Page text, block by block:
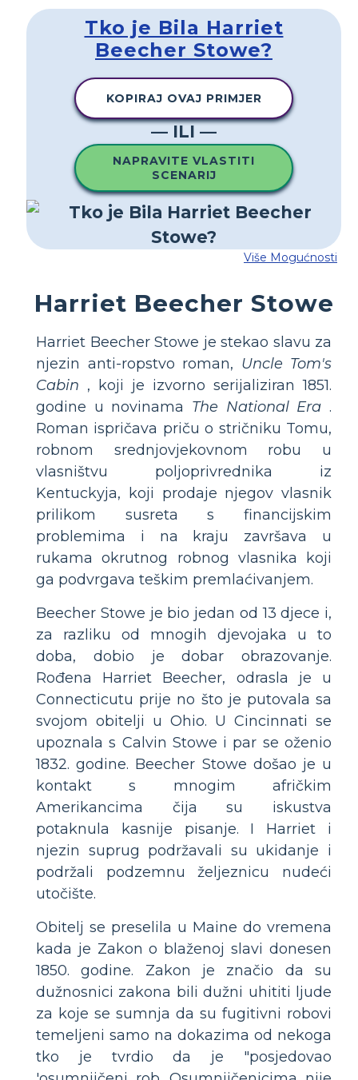
Tko je Bila Harriet
Beecher Stowe?
KOPIRAJ OVAJ PRIMJER
— ILI —
NAPRAVITE VLASTITI
SCENARIJ
Više Mogućnosti
Harriet Beecher Stowe
Harriet Beecher Stowe je stekao slavu za
njezin anti-ropstvo roman, Uncle Tom's
Cabin , koji je izvorno serijaliziran 1851.
godine u novinama The National Era .
Roman ispričava priču o stričniku Tomu,
robnom srednjovjekovnom robu u
vlasništvu poljoprivrednika iz
Kentuckyja, koji prodaje njegov vlasnik
prilikom susreta s financijskim
problemima i na kraju završava u
rukama okrutnog robnog vlasnika koji
ga podvrgava teškim premlaćivanjem.
Beecher Stowe je bio jedan od 13 djece i,
za razliku od mnogih djevojaka u to
doba, dobio je dobar obrazovanje.
Rođena Harriet Beecher, odrasla je u
Connecticutu prije no što je putovala sa
svojom obitelji u Ohio. U Cincinnati se
upoznala s Calvin Stowe i par se oženio
1832. godine. Beecher Stowe došao je u
kontakt s mnogim afričkim
Amerikancima čija su iskustva
potaknula kasnije pisanje. I Harriet i
njezin suprug podržavali su ukidanje i
podržali podzemnu željeznicu nudeći
utočište.
Obitelj se preselila u Maine do vremena
kada je Zakon o blaženoj slavi donesen
1850. godine. Zakon je značio da su
dužnosnici zakona bili dužni uhititi ljude
za koje se sumnja da su fugitivni robovi
temeljeni samo na dokazima od nekoga
tko je tvrdio da je "posjedovao